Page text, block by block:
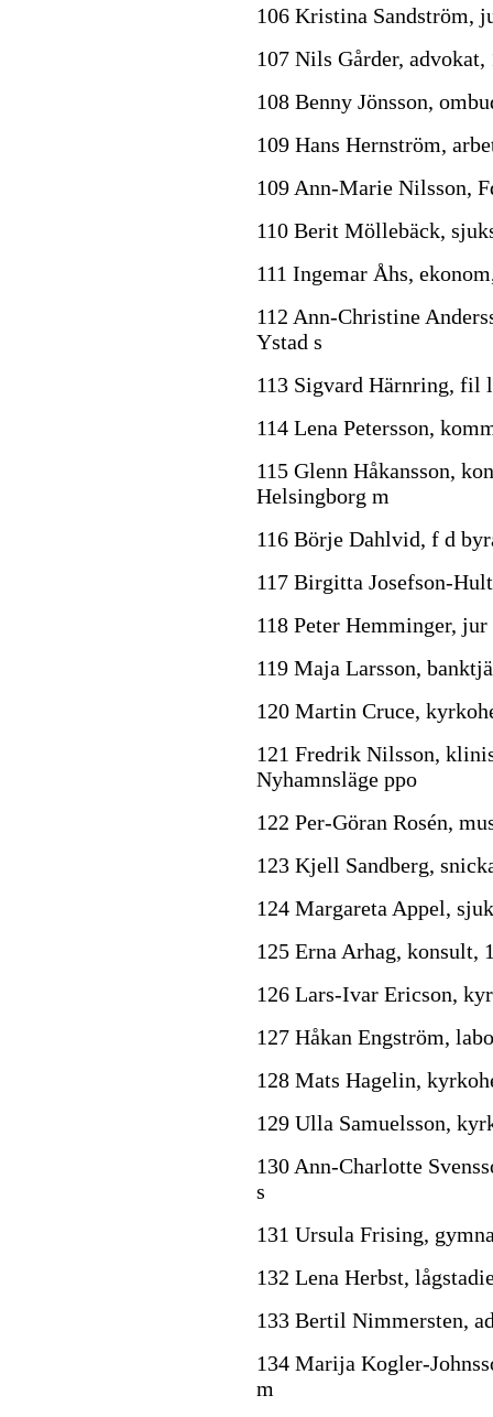
106 Kristina Sandström,
107 Nils Gårder, advokat,
108 Benny Jönsson,
109 Hans Hernström,
109 Ann-Marie Nilsson,
110 Berit Möllebäck,
111 Ingemar Åhs,
112 Ann-Christine
Ystad s
113 Sigvard Härnring, fil
114 Lena Petersson,
115 Glenn Håkansson,
Helsingborg m
116 Börje Dahlvid, f d
117 Birgitta Josefson-
118 Peter Hemminger,
119 Maja Larsson,
120 Martin Cruce,
121 Fredrik Nilsson,
Nyhamnsläge ppo
122 Per-Göran Rosén,
123 Kjell Sandberg,
124 Margareta Appel,
125 Erna Arhag, konsult,
126 Lars-Ivar Ericson,
127 Håkan Engström,
128 Mats Hagelin,
129 Ulla Samuelsson,
130 Ann-Charlotte
s
131 Ursula Frising,
132 Lena Herbst,
133 Bertil Nimmersten,
134 Marija Kogler-
m